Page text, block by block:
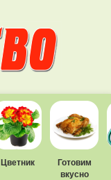
Цветник
Готовим
вкусно